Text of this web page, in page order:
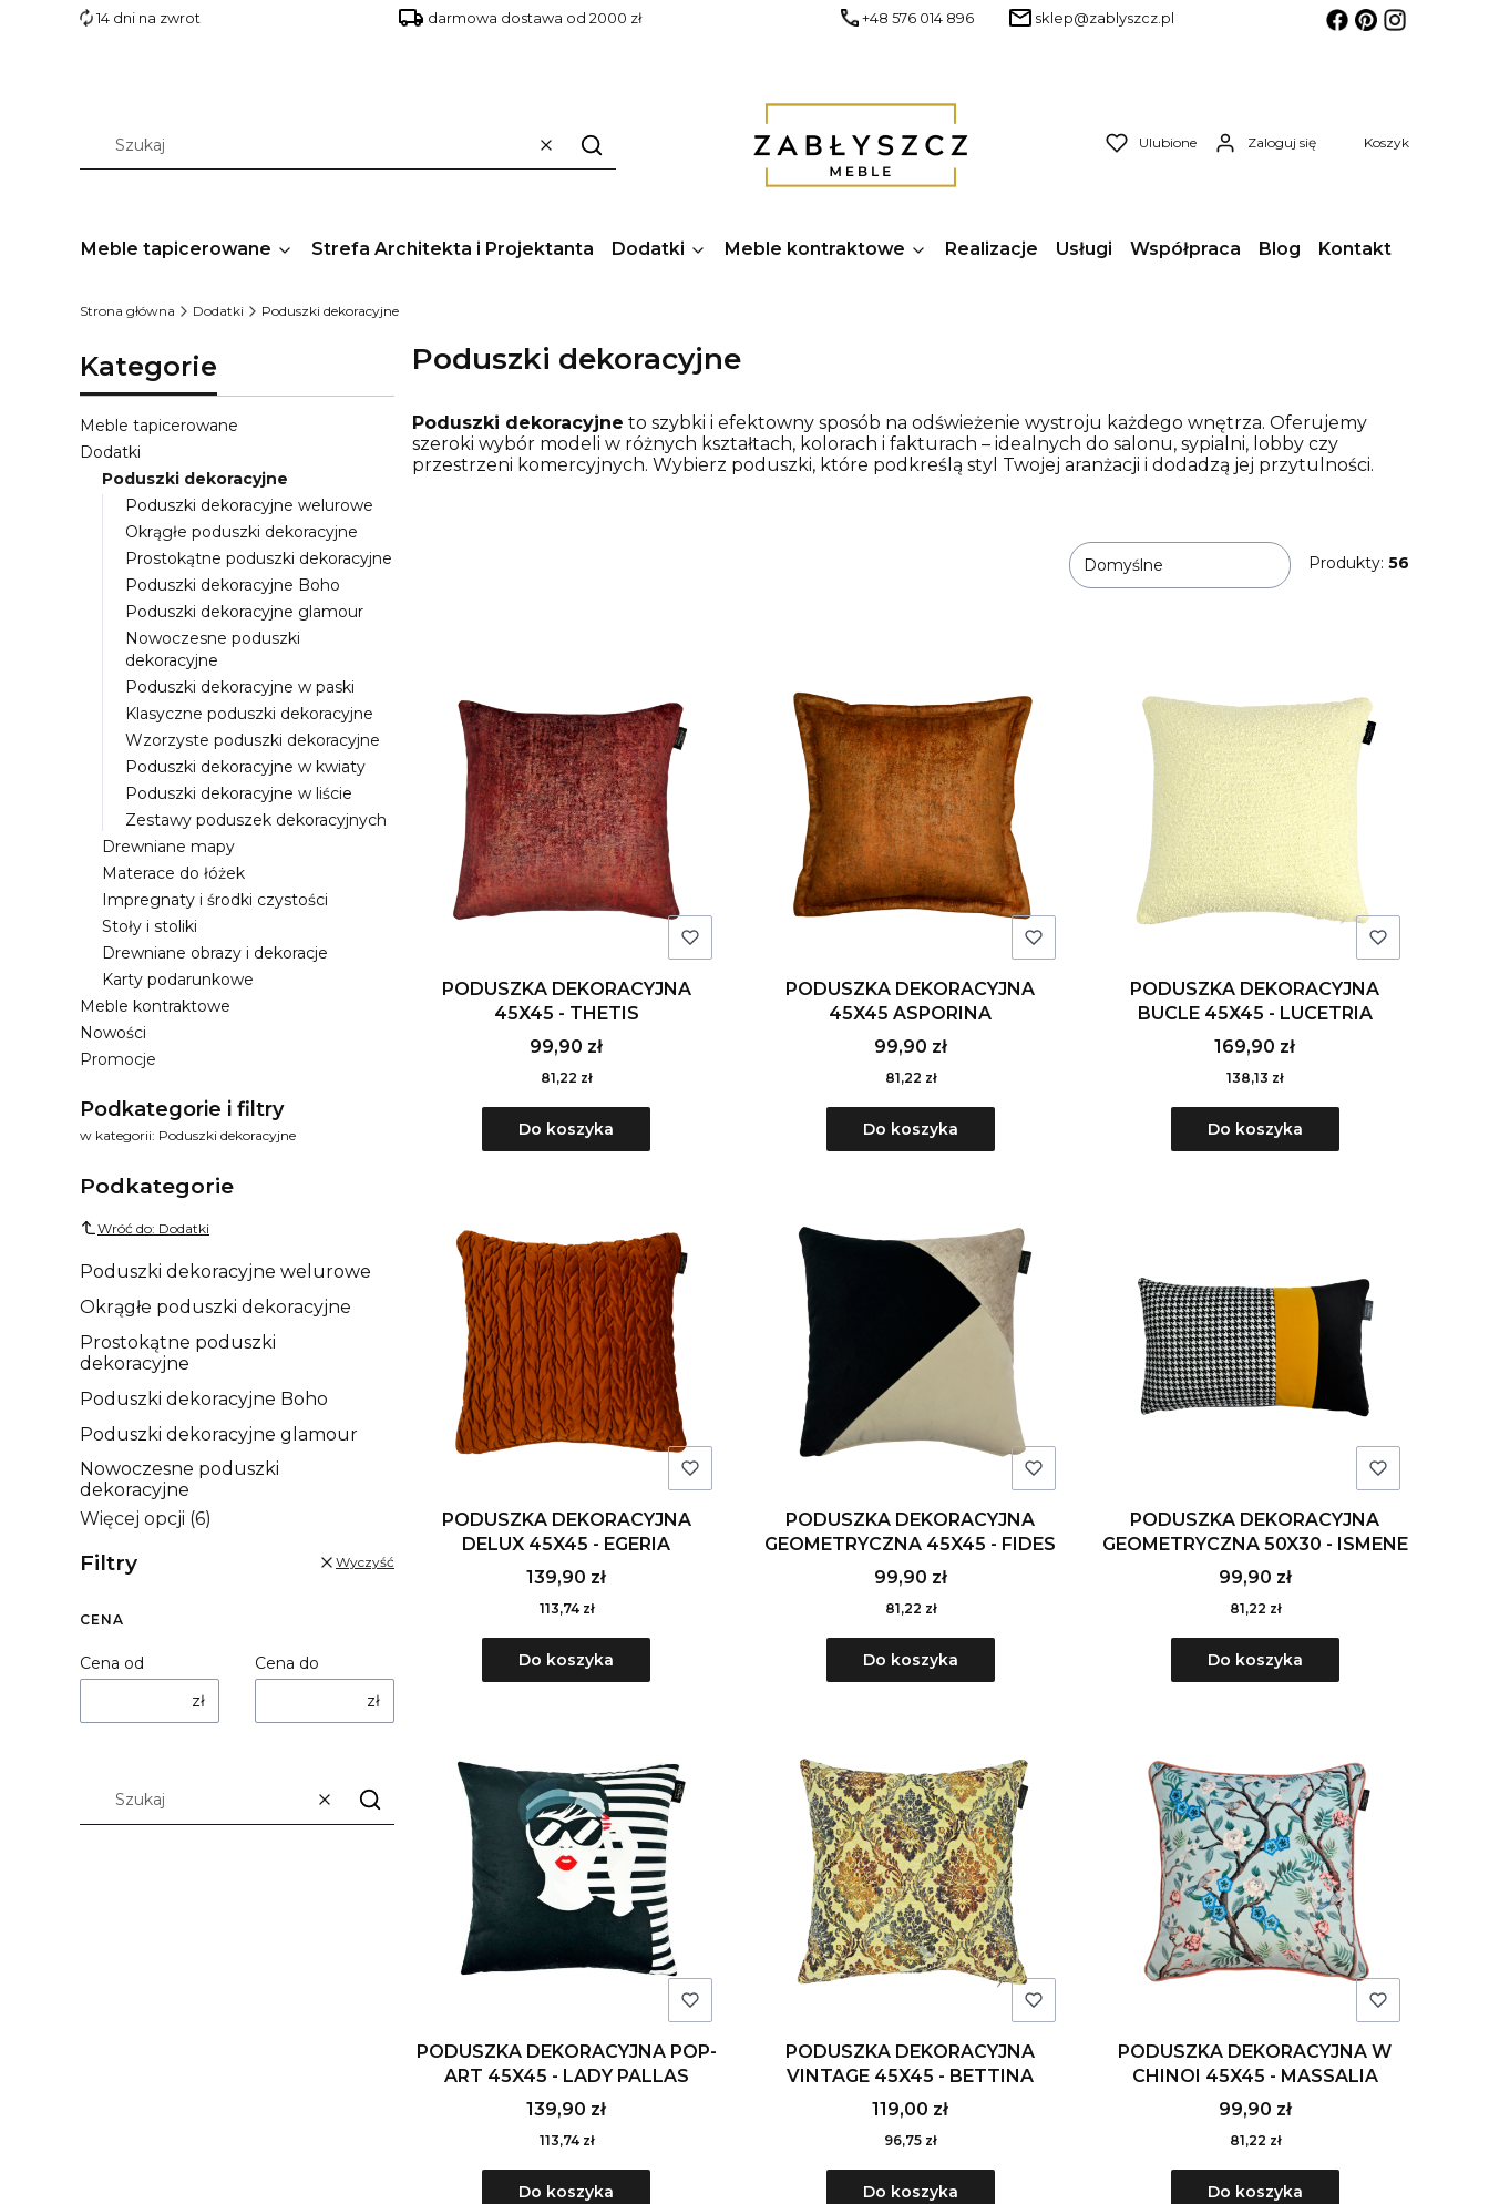
14 dni na zwrot darmowa dostawa od 2000 zł +48 576 014 896 sklep@zablyszcz.pl
WyczyśćSzukaj
Ulubione Zaloguj się Produkty w
Koszyk
Meble tapicerowane Strefa Architekta i Projektanta Dodatki Meble kontraktowe Realizacje Usługi Współpraca Blog Kontakt
Strona główna Dodatki Poduszki dekoracyjne
Kategorie
Meble tapicerowane
Dodatki
Poduszki dekoracyjne
Poduszki dekoracyjne welurowe
Okrągłe poduszki dekoracyjne
Prostokątne poduszki dekoracyjne
Poduszki dekoracyjne Boho
Poduszki dekoracyjne glamour
Nowoczesne poduszki
dekoracyjne
Poduszki dekoracyjne w paski
Klasyczne poduszki dekoracyjne
Wzorzyste poduszki dekoracyjne
Poduszki dekoracyjne w kwiaty
Poduszki dekoracyjne w liście
Zestawy poduszek dekoracyjnych
Drewniane mapy
Materace do łóżek
Impregnaty i środki czystości
Stoły i stoliki
Drewniane obrazy i dekoracje
Karty podarunkowe
Meble kontraktowe
Nowości
Promocje
Podkategorie i filtry
w kategorii: Poduszki dekoracyjne
Podkategorie
Wróć do: Dodatki
Poduszki dekoracyjne welurowe
Okrągłe poduszki dekoracyjne
Prostokątne poduszki
dekoracyjne
Poduszki dekoracyjne Boho
Poduszki dekoracyjne glamour
Nowoczesne poduszki
dekoracyjne
Więcej opcji (6)
Filtry Wyczyść
CENA
Cena od
zł
Cena do
zł
WyczyśćSzukaj
Poduszki dekoracyjne
Poduszki dekoracyjne to szybki i efektowny sposób na odświeżenie wystroju każdego wnętrza. Oferujemy
szeroki wybór modeli w różnych kształtach, kolorach i fakturach – idealnych do salonu, sypialni, lobby czy
przestrzeni komercyjnych. Wybierz poduszki, które podkreślą styl Twojej aranżacji i dodadzą jej przytulności.
Domyślne Produkty: 56
PODUSZKA DEKORACYJNA
45X45 - THETIS
99,90 zł
81,22 zł
Do koszyka
PODUSZKA DEKORACYJNA
45X45 ASPORINA
99,90 zł
81,22 zł
Do koszyka
PODUSZKA DEKORACYJNA
BUCLE 45X45 - LUCETRIA
169,90 zł
138,13 zł
Do koszyka
PODUSZKA DEKORACYJNA
DELUX 45X45 - EGERIA
139,90 zł
113,74 zł
Do koszyka
PODUSZKA DEKORACYJNA
GEOMETRYCZNA 45X45 - FIDES
99,90 zł
81,22 zł
Do koszyka
PODUSZKA DEKORACYJNA
GEOMETRYCZNA 50X30 - ISMENE
99,90 zł
81,22 zł
Do koszyka
PODUSZKA DEKORACYJNA POP-
ART 45X45 - LADY PALLAS
139,90 zł
113,74 zł
Do koszyka
PODUSZKA DEKORACYJNA
VINTAGE 45X45 - BETTINA
119,00 zł
96,75 zł
Do koszyka
PODUSZKA DEKORACYJNA W
CHINOI 45X45 - MASSALIA
99,90 zł
81,22 zł
Do koszyka